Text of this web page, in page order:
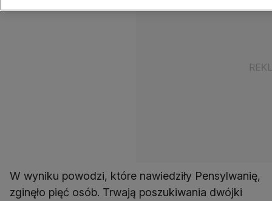
W wyniku powodzi, które nawiedziły Pensylwanię,
zginęło pięć osób. Trwają poszukiwania dwójki